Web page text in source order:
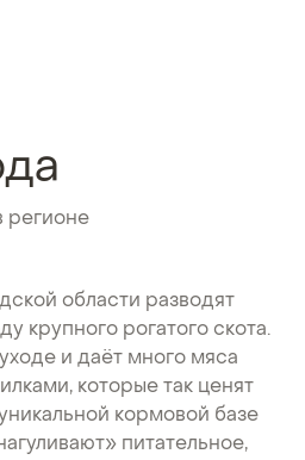
регионе
области разводят
крупного рогатого скота.
и даёт много мяса
которые так ценят
кормовой базе
питательное,